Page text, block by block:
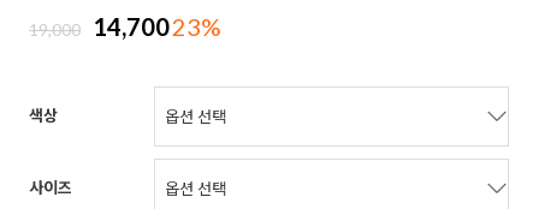
19,000 14,70023%
색상
사이즈